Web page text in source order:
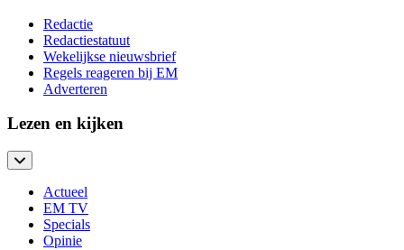
Redactie
Redactiestatuut
Wekelijkse nieuwsbrief
Regels reageren bij EM
Adverteren
Lezen en kijken
Actueel
EM TV
Specials
Opinie